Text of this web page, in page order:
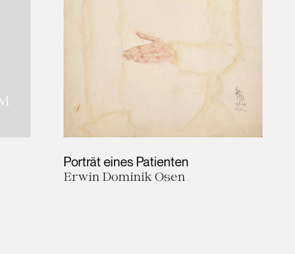
Porträt eines Patienten
Erwin Dominik Osen